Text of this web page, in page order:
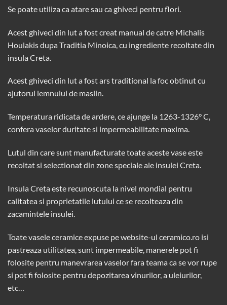
Se poate utiliza ca atare sau ca ghiveci pentru flori.
Acest ghiveci din lut a fost creat manual de catre Michalis
Houlakis dupaTraditia Minoica , cu ingrediente recoltate din
insula Creta.
Acest ghiveci din lut a fost ars traditional la foc obtinut cu
ajutorul lemnului de maslin.
Temperatura ridicata de ardere, ce ajunge la 1263-1326° C,
confera vaselor duritate si impermeabilitate maxima.
Lutul din care sunt manufacturate toate aceste vase este
recoltat si selectionat din zone speciale ale insulei Creta.
Insula Creta este recunoscuta la nivel mondial pentru
calitatea si proprietatile lutului ce se recolteaza din
zacamintele insulei.
Toate vasele ceramice expuse pe website-ul ceramico.ro isi
pastreaza utilitatea, sunt impermeabile, manerele pot fi
folosite pentru manevrarea vaselor fara teama ca se vor rupe
si pot fi folosite pentru depozitarea vinurilor, a uleiurilor,
etc…